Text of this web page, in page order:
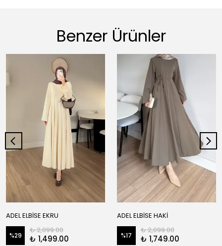
Benzer Ürünler
ADEL ELBİSE EKRU
%29
₺ 2,099.00
₺ 1,499.00
ADEL ELBİSE HAKİ
%17
₺ 2,099.00
₺ 1,749.00